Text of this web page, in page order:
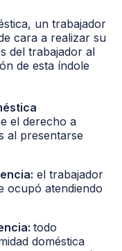
un trabajador
cara a realizar su
del trabajador al
de esta índole
el derecho a
al presentarse
el trabajador
ocupó atendiendo
todo
doméstica